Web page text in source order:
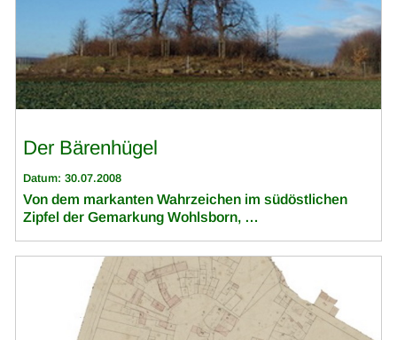
Der Bärenhügel
Datum: 30.07.2008
Von dem markanten Wahrzeichen im südöstlichen
Zipfel der Gemarkung Wohlsborn, …